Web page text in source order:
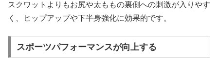
スクワットよりもお尻や太ももの裏側への刺激が入りやす
く、ヒップアップや下半身強化に効果的です。
スポーツパフォーマンスが向上する